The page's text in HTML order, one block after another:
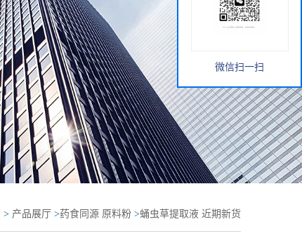
> 产品展厅 >药食同源 原料粉 >蛹虫草提取液 近期新货
微信扫一扫